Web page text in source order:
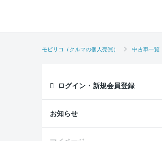
モビリコ（クルマの個人売買） 中古車一覧
ログイン・新規会員登録
お知らせ